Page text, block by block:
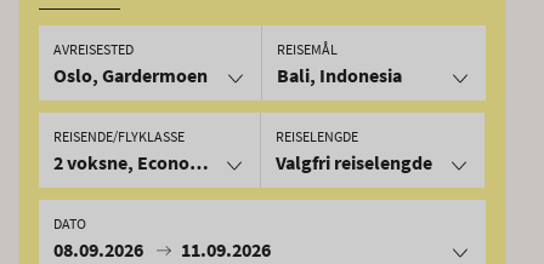
AVREISESTED
Oslo, Gardermoen
REISEMÅL
Bali, Indonesia
REISELENGDE
Valgfri reiselengde
DATO
08.09.2026 11.09.2026
REISENDE/FLYKLASSE
2 voksne, Economy